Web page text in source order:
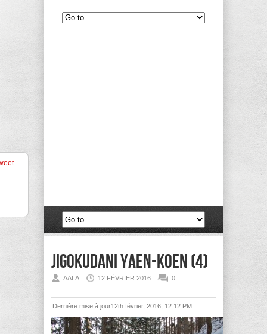
Jigokudani Yaen-koen (4)
AALA 12 FÉVRIER 2016 0
Dernière mise à jour12th février, 2016, 12:12 PM